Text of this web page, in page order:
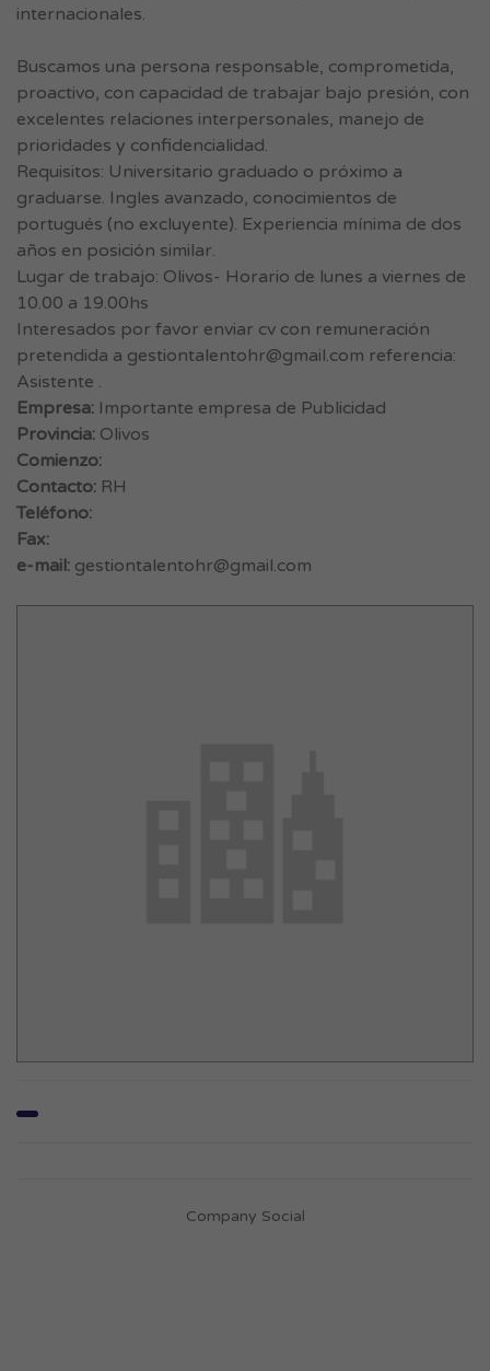
internacionales.
Buscamos una persona responsable, comprometida,
proactivo, con capacidad de trabajar bajo presión, con
excelentes relaciones interpersonales, manejo de
prioridades y confidencialidad.
Requisitos: Universitario graduado o próximo a
graduarse. Ingles avanzado, conocimientos de
portugués (no excluyente). Experiencia mínima de dos
años en posición similar.
Lugar de trabajo: Olivos- Horario de lunes a viernes de
10.00 a 19.00hs
Interesados por favor enviar cv con remuneración
pretendida a gestiontalentohr@gmail.com referencia:
Asistente .
Empresa: Importante empresa de Publicidad
Provincia: Olivos
Comienzo:
Contacto: RH
Teléfono:
Fax:
e-mail: gestiontalentohr@gmail.com
Company Social